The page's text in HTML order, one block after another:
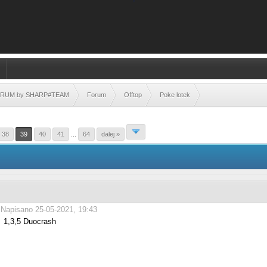
by SHARP#TEAM Forum Offtop Poke lotek
38 39 40 41 64 dalej »
Napisano 25-05-2021, 19:43
1,3,5 Duocrash